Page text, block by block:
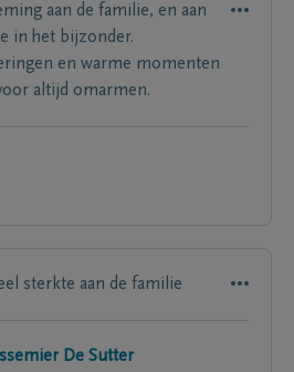
aan de familie, en aan
in het bijzonder.
en warme momenten
altijd omarmen.
sterkte aan de familie
De Sutter